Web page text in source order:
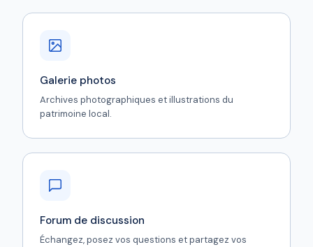
Galerie photos
Archives photographiques et illustrations du
patrimoine local.
Forum de discussion
Échangez, posez vos questions et partagez vos